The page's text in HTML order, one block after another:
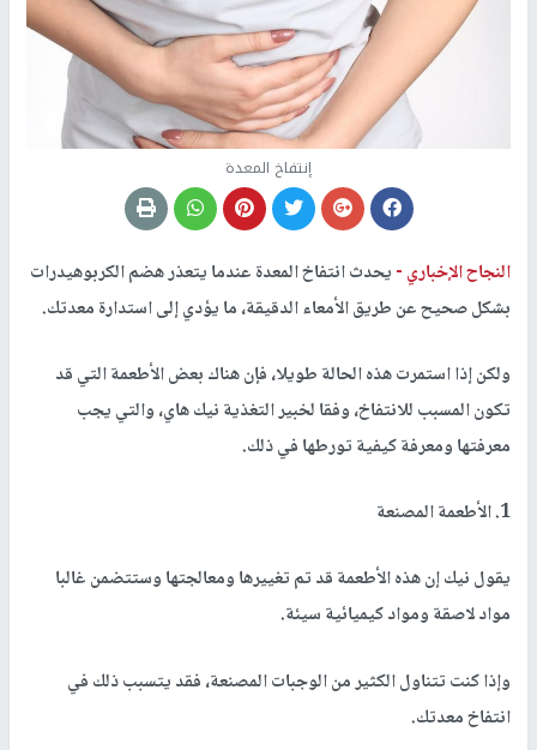
إنتفاخ المعدة
النجاح الإخباري -يحدث انتفاخ المعدة عندما يتعذر هضم الكربوهيدرات
بشكل صحيح عن طريق الأمعاء الدقيقة، ما يؤدي إلى استدارة معدتك.
ولكن إذا استمرت هذه الحالة طويلا، فإن هناك بعض الأطعمة التي قد
تكون المسبب للانتفاخ، وفقا لخبير التغذية نيك هاي، والتي يجب
معرفتها ومعرفة كيفية تورطها في ذلك.
1. الأطعمة المصنعة
يقول نيك إن هذه الأطعمة قد تم تغييرها ومعالجتها وستتضمن غالبا
مواد لاصقة ومواد كيميائية سيئة.
وإذا كنت تتناول الكثير من الوجبات المصنعة، فقد يتسبب ذلك في
انتفاخ معدتك.